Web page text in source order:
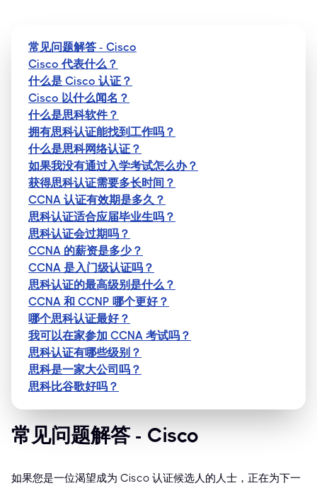
常见问题解答 - Cisco
Cisco 代表什么？
什么是 Cisco 认证？
Cisco 以什么闻名？
什么是思科软件？
拥有思科认证能找到工作吗？
什么是思科网络认证？
如果我没有通过入学考试怎么办？
获得思科认证需要多长时间？
CCNA 认证有效期是多久？
思科认证适合应届毕业生吗？
思科认证会过期吗？
CCNA 的薪资是多少？
CCNA 是入门级认证吗？
思科认证的最高级别是什么？
CCNA 和 CCNP 哪个更好？
哪个思科认证最好？
我可以在家参加 CCNA 考试吗？
思科认证有哪些级别？
思科是一家大公司吗？
思科比谷歌好吗？
常见问题解答 - Cisco
如果您是一位渴望成为 Cisco 认证候选人的人士，正在为下一